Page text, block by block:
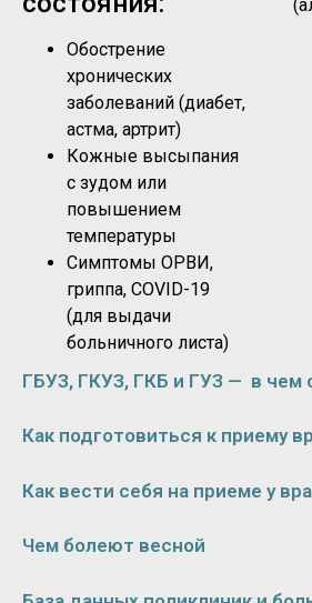
Обострение
хронических
заболеваний (диабет,
астма, артрит)
Кожные высыпания
с зудом или
повышением
температуры
Симптомы ОРВИ,
гриппа, COVID-19
(для выдачи
больничного листа)
ГБУЗ, ГКУЗ, ГКБ и ГУЗ — в чем
Как подготовиться к приему
Как вести себя на приеме у
Чем болеют весной